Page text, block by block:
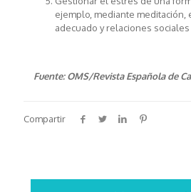
ejemplo, mediante meditación,
adecuado y relaciones
Fuente: OMS/Revista Española de
Compartir